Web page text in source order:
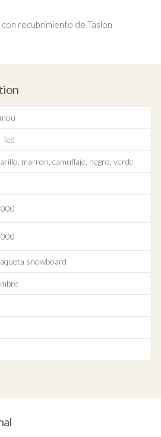
recubrimiento de Taslon
Ted
marron, camuflaje, negro, verde
snowboard